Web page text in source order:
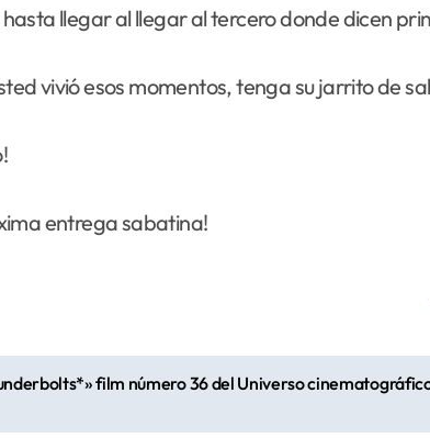
llegar al llegar al tercero donde dicen
vivió esos momentos, tenga su jarrito de
entrega sabatina!
film número 36 del Universo